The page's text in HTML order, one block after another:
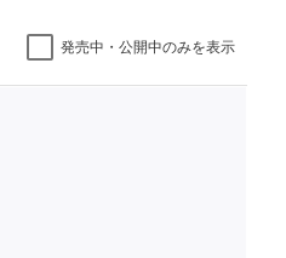
発売中・公開中のみを表示